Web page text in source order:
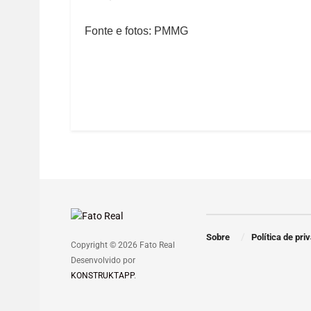
Fonte e fotos: PMMG
Copyright © 2026 Fato Real
Desenvolvido por
KONSTRUKTAPP.
Sobre Política de